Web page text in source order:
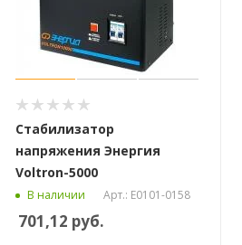
Стабилизатор
напряжения Энергия
Voltron-5000
В наличии Арт.: Е0101-0158
701,12 руб.